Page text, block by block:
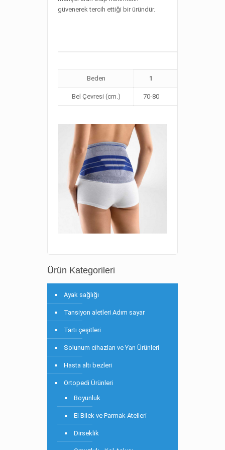
güvenerek tercih ettiği bir üründür.
Beden 1
Bel Çevresi (cm.) 70-80
Ürün Kategorileri
Ayak sağlığı
Tansiyon aletleri Adım sayar
Tartı çeşitleri
Solunum cihazları ve Yan Ürünleri
Hasta altı bezleri
Ortopedi Ürünleri
Boyunluk
El Bilek ve Parmak Atelleri
Dirseklik